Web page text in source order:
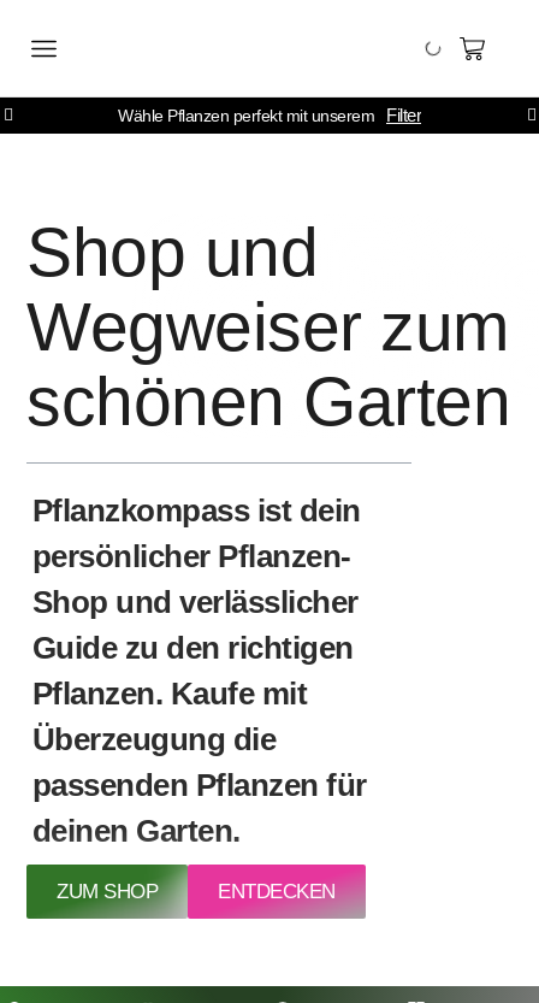
Wähle Pflanzen perfekt mit unserem Filter
Shop und
Wegweiser zum
schönen Garten
Pflanzkompass ist dein
persönlicher Pflanzen-
Shop und verlässlicher
Guide zu den richtigen
Pflanzen. Kaufe mit
Überzeugung die
passenden Pflanzen für
deinen Garten.
ZUM SHOP ENTDECKEN